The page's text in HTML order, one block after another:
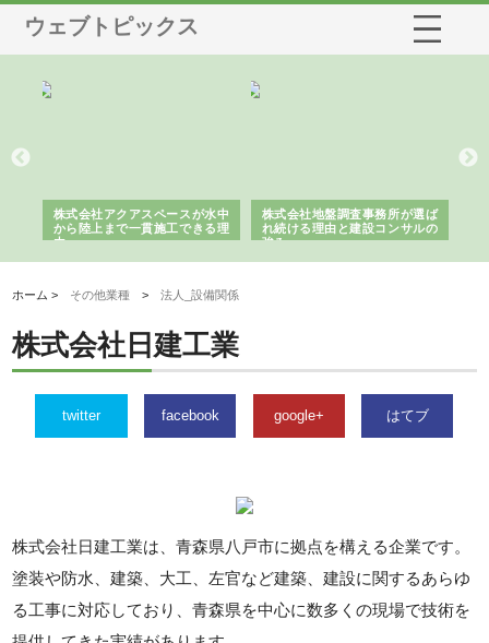
ウェブトピックス
株式会社アクアスペースが水中
から陸上まで一貫施工できる理
由
株式会社地盤調査事務所が選ば
れ続ける理由と建設コンサルの
強み
ホーム > その他業種 >法人_設備関係
株式会社日建工業
twitter facebook google+ はてブ
株式会社日建工業は、青森県八戸市に拠点を構える企業です。
塗装や防水、建築、大工、左官など建築、建設に関するあらゆ
る工事に対応しており、青森県を中心に数多くの現場で技術を